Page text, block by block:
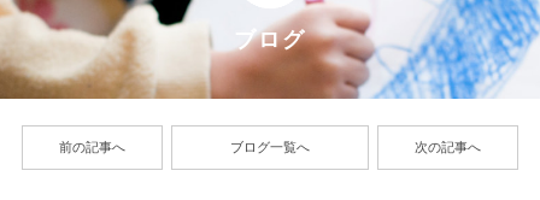
ブログ
前の記事へ ブログ一覧へ 次の記事へ